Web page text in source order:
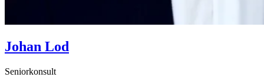
Johan Lod
Seniorkonsult